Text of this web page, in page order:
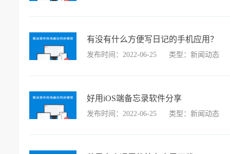
有没有什么方便写日记的手机应用？
发布时间：2022-06-25 类型：新闻动态
好用iOS端备忘录软件分享
发布时间：2022-06-25 类型：新闻动态